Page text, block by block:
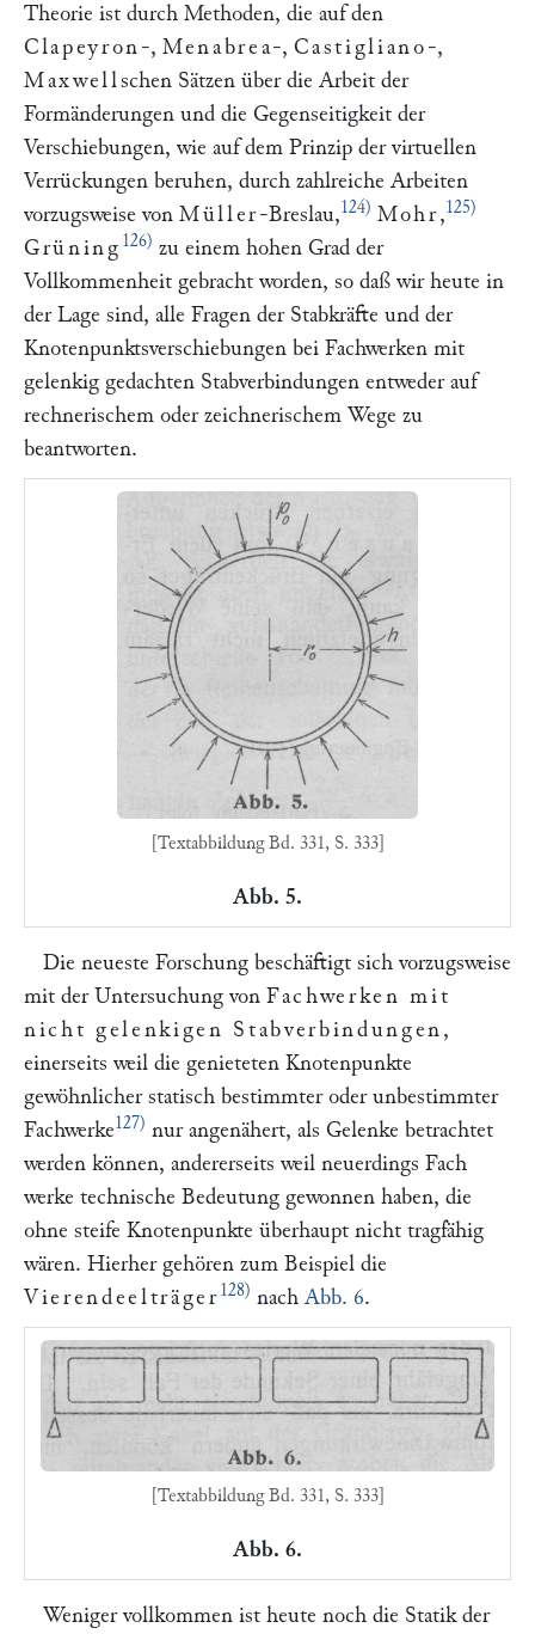
Theorie ist durch Methoden, die auf den
Clapeyron -, Menabrea-,Castigliano -,
Maxwellschen Sätzen über die Arbeit der
Formänderungen und die Gegenseitigkeit der
Verschiebungen, wie auf dem Prinzip der virtuellen
Verrückungen beruhen, durch zahlreiche Arbeiten
vorzugsweise von Müller-Breslau,124) Mohr,125)
Grüning 126) zu einem hohen Grad der
Vollkommenheit gebracht worden, so daß wir heute in
der Lage sind, alle Fragen der Stabkräfte und der
Knotenpunktsverschiebungen bei Fachwerken mit
gelenkig gedachten Stabverbindungen entweder auf
rechnerischem oder zeichnerischem Wege zu
beantworten.
[Textabbildung Bd. 331, S. 333]
Abb. 5.
Die neueste Forschung beschäftigt sich vorzugsweise
mit der Untersuchung von Fachwerken mit
nicht gelenkigen Stabverbindungen ,
einerseits weil die genieteten Knotenpunkte
gewöhnlicher statisch bestimmter oder unbestimmter
Fachwerke127) nur angenähert, als Gelenke betrachtet
werden können, andererseits weil neuerdings Fach
werke technische Bedeutung gewonnen haben, die
ohne steife Knotenpunkte überhaupt nicht tragfähig
wären. Hierher gehören zum Beispiel die
Vierendeelträger 128) nach Abb. 6.
[Textabbildung Bd. 331, S. 333]
Abb. 6.
Weniger vollkommen ist heute noch die Statik der